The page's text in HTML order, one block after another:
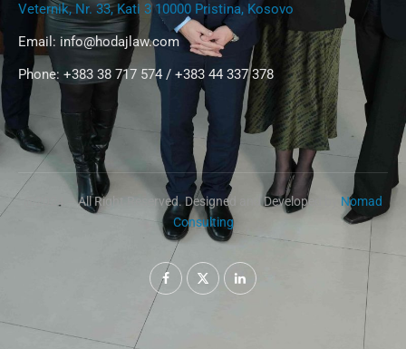
Veternik, Nr. 33, Kati 3 10000 Pristina, Kosovo
Email: info@hodajlaw.com
Phone: +383 38 717 574 / +383 44 337 378
@2024 – All Right Reserved. Designed and Developed by Nomad
Consulting